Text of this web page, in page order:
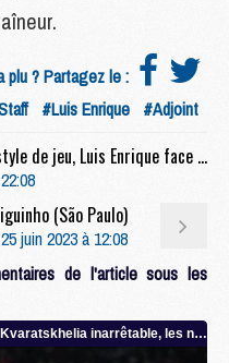
plu ? Partagez le :
#Luis Enrique #Adjoint
Club : Titulaire, coach, style de jeu, Luis Enrique face à la problématique du gardien
(São Paulo)
juin 2023 à 12:08
de l'article sous les